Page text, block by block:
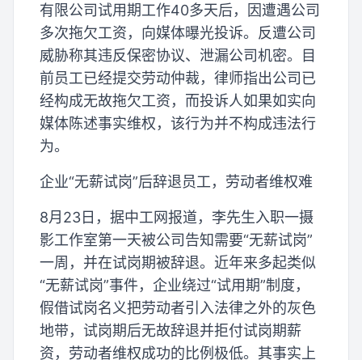
有限公司试用期工作40多天后，因遭遇公司
多次拖欠工资，向媒体曝光投诉。反遭公司
威胁称其违反保密协议、泄漏公司机密。目
前员工已经提交劳动仲裁，律师指出公司已
经构成无故拖欠工资，而投诉人如果如实向
媒体陈述事实维权，该行为并不构成违法行
为。
企业“无薪试岗”后辞退员工，劳动者维权难
8月23日，据中工网报道，李先生入职一摄
影工作室第一天被公司告知需要“无薪试岗”
一周，并在试岗期被辞退。近年来多起类似
“无薪试岗”事件，企业绕过“试用期”制度，
假借试岗名义把劳动者引入法律之外的灰色
地带，试岗期后无故辞退并拒付试岗期薪
资，劳动者维权成功的比例极低。其事实上